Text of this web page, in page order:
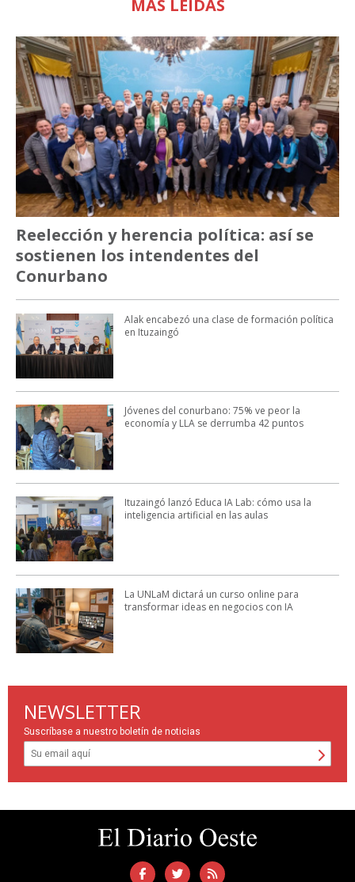
MÁS LEÍDAS
Reelección y herencia política: así se
sostienen los intendentes del
Conurbano
Alak encabezó una clase de formación política
en Ituzaingó
Jóvenes del conurbano: 75% ve peor la
economía y LLA se derrumba 42 puntos
Ituzaingó lanzó Educa IA Lab: cómo usa la
inteligencia artificial en las aulas
La UNLaM dictará un curso online para
transformar ideas en negocios con IA
NEWSLETTER
Suscríbase a nuestro boletín de noticias